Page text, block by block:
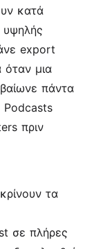
κατά
υψηλής
export
όταν μια
πάντα
Podcasts
πριν
τα
σε πλήρες